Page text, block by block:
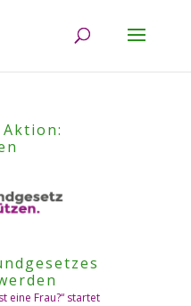
eine Frau?“ startet